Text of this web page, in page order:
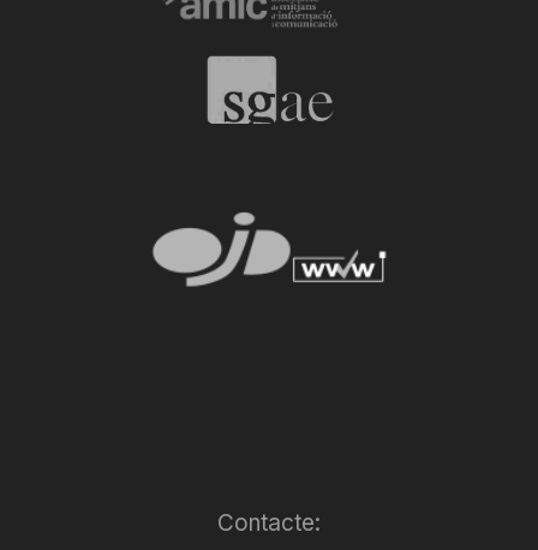
Contacte: